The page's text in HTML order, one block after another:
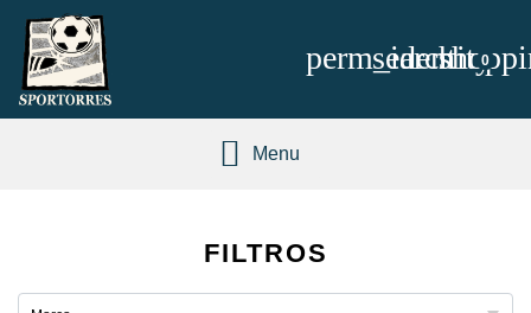
perm_identity
search 0
Menu
FILTROS